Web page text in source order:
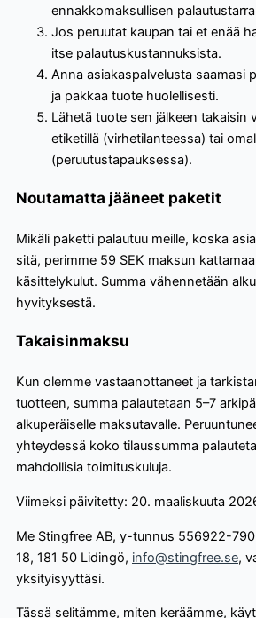
ennakkomaksullisen
Jos peruutat kaupan tai et enää
itse palautuskustannuksista.
Anna asiakaspalvelusta saamasi
ja pakkaa tuote huolellisesti.
Lähetä tuote sen jälkeen takaisin
etiketillä (virhetilanteessa) tai
(peruutustapauksessa).
Noutamatta jääneet paketit
Mikäli paketti palautuu meille, koska
sitä, perimme 59 SEK maksun
käsittelykulut. Summa vähennetään
hyvityksestä.
Takaisinmaksu
Kun olemme vastaanottaneet ja
tuotteen, summa palautetaan 5–7
alkuperäiselle maksutavalle.
yhteydessä koko tilaussumma
mahdollisia toimituskuluja.
Viimeksi päivitetty: 20. maaliskuuta
Me Stingfree AB, y-tunnus 556922-
18, 181 50 Lidingö, info@stingfree.se,
yksityisyyttäsi.
Tässä selitämme, miten keräämme,